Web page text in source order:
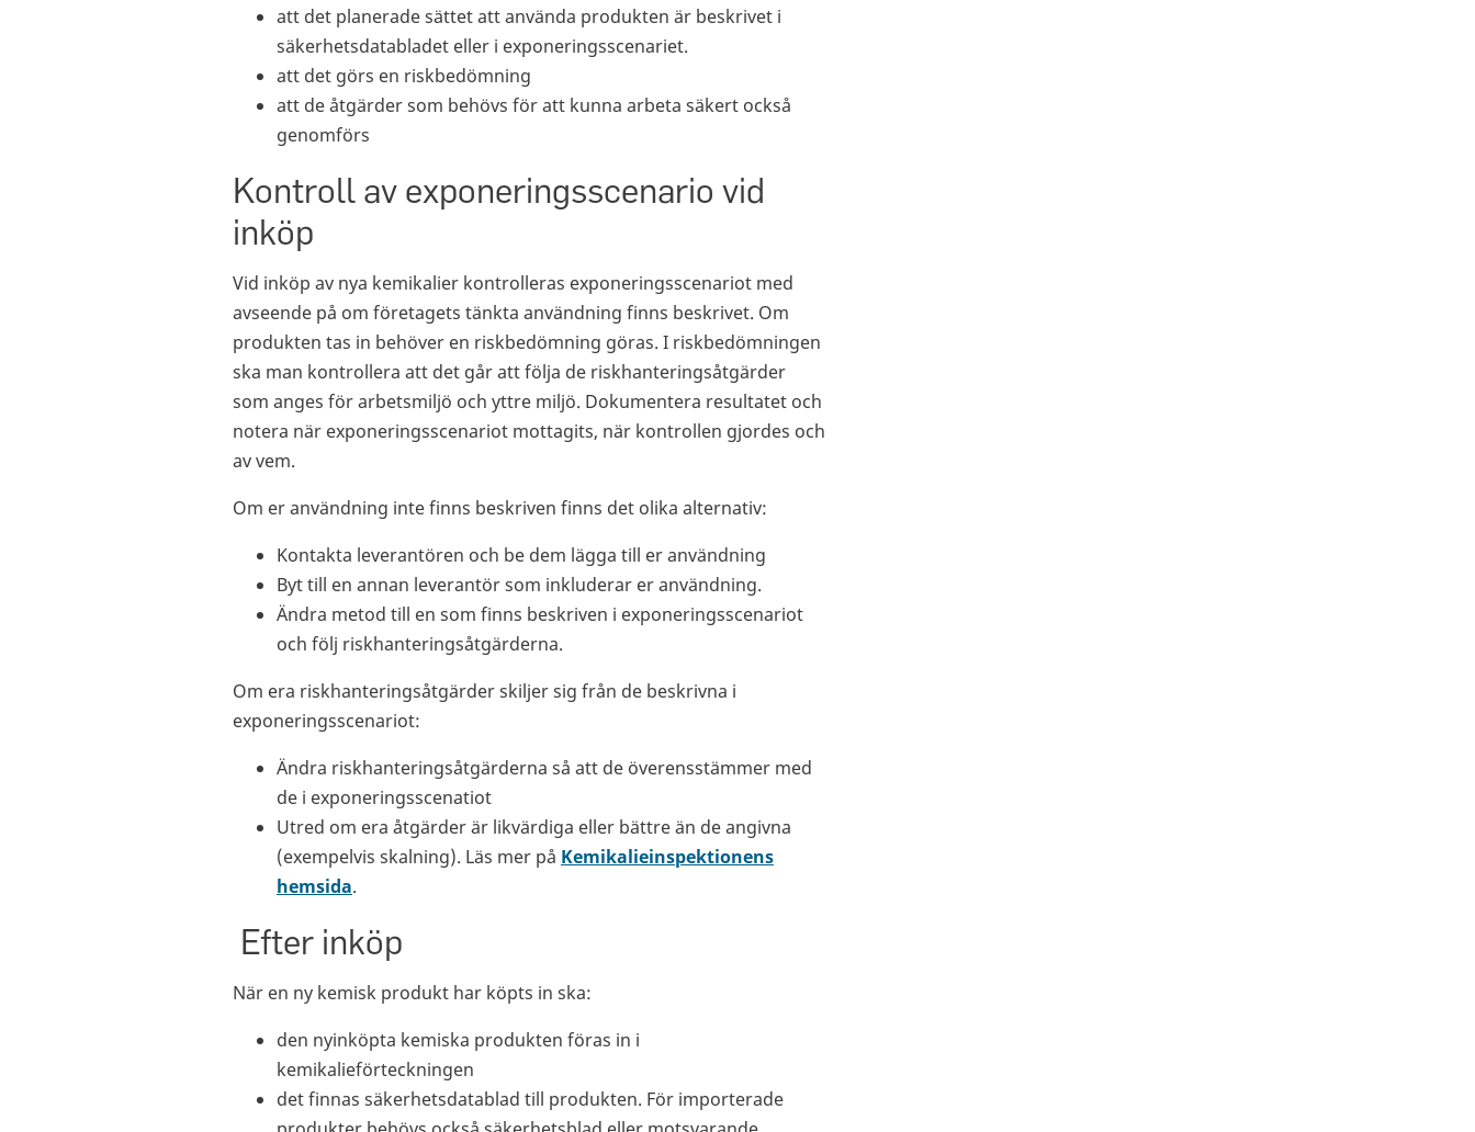
att det planerade sättet att använda produkten är beskrivet i
säkerhetsdatabladet eller i exponeringsscenariet.
att det görs en riskbedömning
att de åtgärder som behövs för att kunna arbeta säkert också
genomförs
Kontroll av exponeringsscenario vid
inköp
Vid inköp av nya kemikalier kontrolleras exponeringsscenariot med
avseende på om företagets tänkta användning finns beskrivet. Om
produkten tas in behöver en riskbedömning göras. I riskbedömningen
ska man kontrollera att det går att följa de riskhanteringsåtgärder
som anges för arbetsmiljö och yttre miljö. Dokumentera resultatet och
notera när exponeringsscenariot mottagits, när kontrollen gjordes och
av vem.
Om er användning inte finns beskriven finns det olika alternativ:
Kontakta leverantören och be dem lägga till er användning
Byt till en annan leverantör som inkluderar er användning.
Ändra metod till en som finns beskriven i exponeringsscenariot
och följ riskhanteringsåtgärderna.
Om era riskhanteringsåtgärder skiljer sig från de beskrivna i
exponeringsscenariot:
Ändra riskhanteringsåtgärderna så att de överensstämmer med
de i exponeringsscenatiot
Utred om era åtgärder är likvärdiga eller bättre än de angivna
(exempelvis skalning). Läs mer på Kemikalieinspektionens
hemsida.
Efter inköp
När en ny kemisk produkt har köpts in ska:
den nyinköpta kemiska produkten föras in i
kemikalieförteckningen
det finnas säkerhetsdatablad till produkten. För importerade